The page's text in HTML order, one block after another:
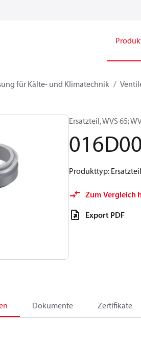
für Kälte- und Klimatechnik
Ersatzteil, WVS 65;
Produkttyp:
Zum Vergleich
Export PDF
Dokumente Zertifikate